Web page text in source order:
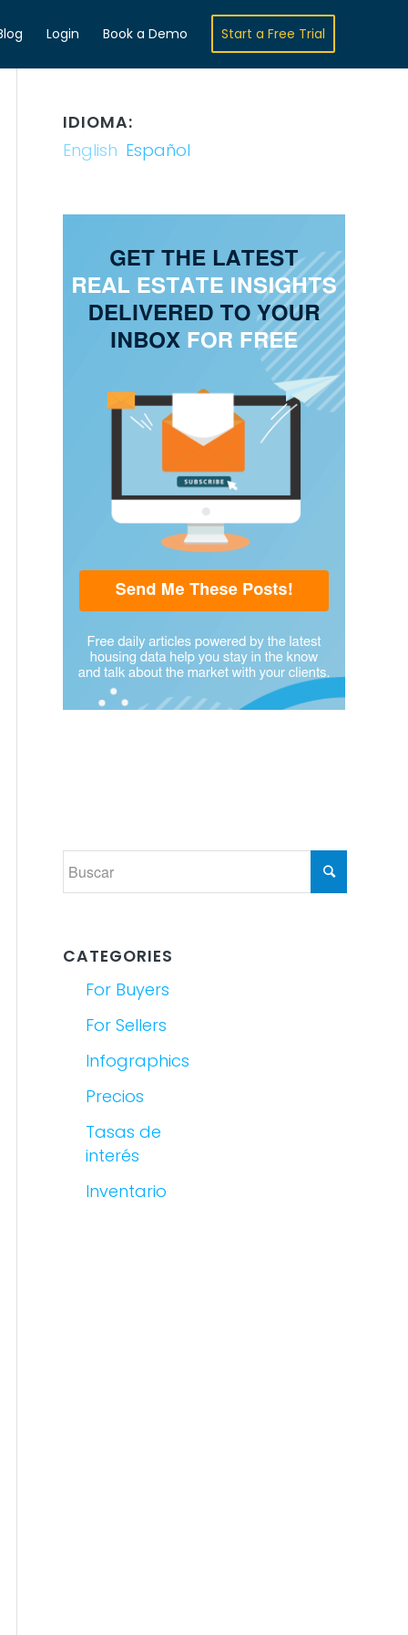
Login Book a Demo Start a Free Trial
IDIOMA:
English Español
CATEGORIES
For Buyers
For Sellers
Infographics
Precios
Tasas de
interés
Inventario